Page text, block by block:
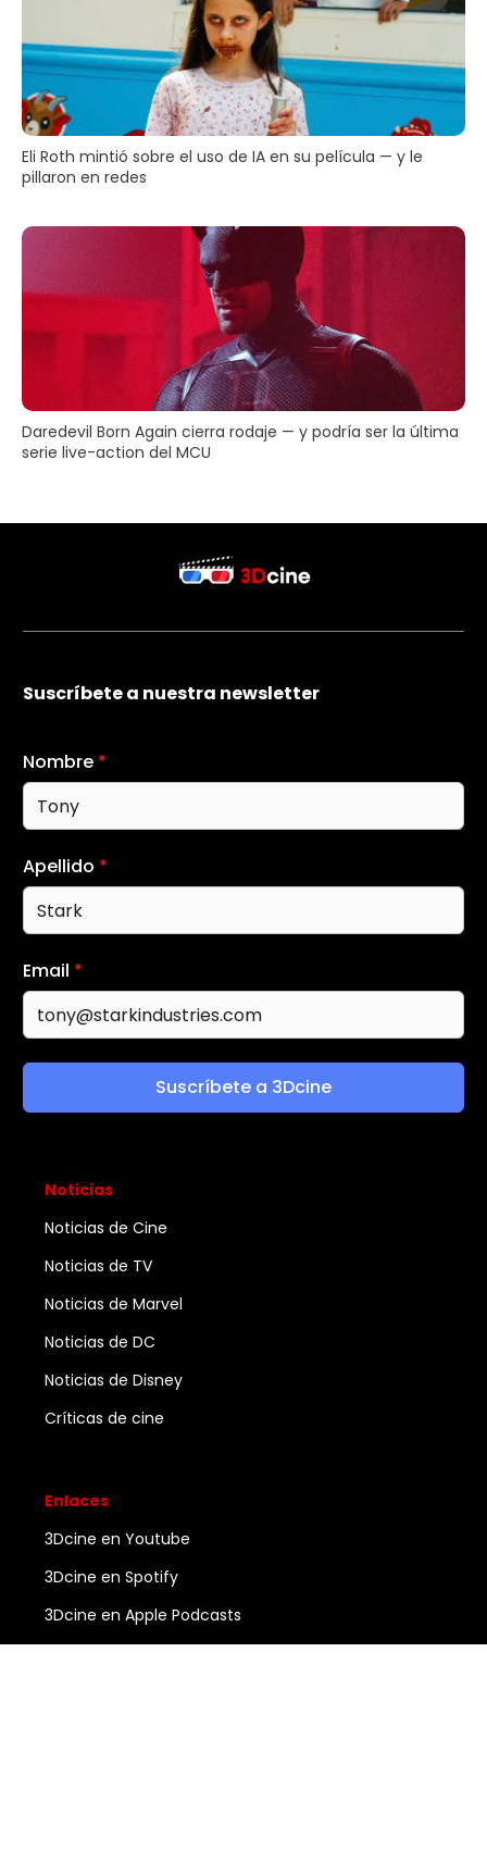
Eli Roth mintió sobre el uso de IA en su película — y le
pillaron en redes
Daredevil Born Again cierra rodaje — y podría ser la última
serie live-action del MCU
Suscríbete a nuestra newsletter
Nombre *
Apellido *
Email *
Suscríbete a 3Dcine
Noticias
Noticias de Cine
Noticias de TV
Noticias de Marvel
Noticias de DC
Noticias de Disney
Críticas de cine
Enlaces
3Dcine en Youtube
3Dcine en Spotify
3Dcine en Apple Podcasts